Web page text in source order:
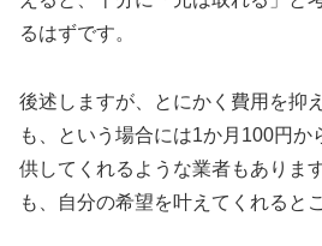
るはずです。
後述しますが、とにかく費用を抑
も、という場合には1か月100円か
供してくれるような業者もありま
も、自分の希望を叶えてくれると